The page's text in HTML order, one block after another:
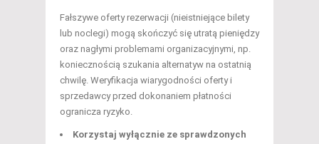
Fałszywe oferty rezerwacji (nieistniejące bilety
lub noclegi) mogą skończyć się utratą pieniędzy
oraz nagłymi problemami organizacyjnymi, np.
koniecznością szukania alternatyw na ostatnią
chwilę. Weryfikacja wiarygodności oferty i
sprzedawcy przed dokonaniem płatności
ogranicza ryzyko.
Korzystaj wyłącznie ze sprawdzonych